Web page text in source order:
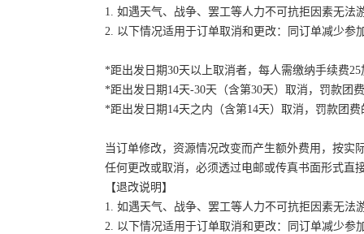
1. 如遇天气、战争、罢工等人力不可抗拒因素无
2. 以下情况适用于订单取消和更改：同订单减少
*距出发日期30天以上取消者，每人需缴纳手续费
*距出发日期14天-30天（含第30天）取消，罚款团
*距出发日期14天之内（含第14天）取消，罚款团费
当订单修改，资源情况改变而产生额外费用，按实
任何更改或取消，必须透过电邮或传真书面形式直
【退改说明】
1. 如遇天气、战争、罢工等人力不可抗拒因素无
2. 以下情况适用于订单取消和更改：同订单减少